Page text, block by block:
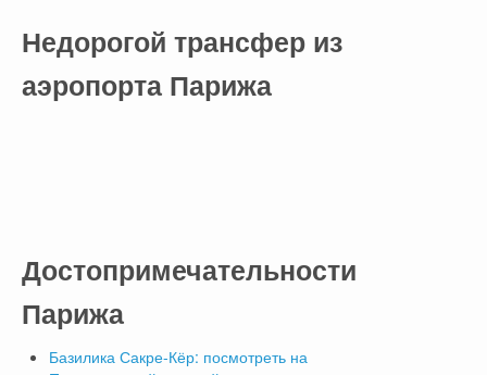
Недорогой трансфер из
аэропорта Парижа
Достопримечательности
Парижа
Базилика Сакре-Кёр: посмотреть на